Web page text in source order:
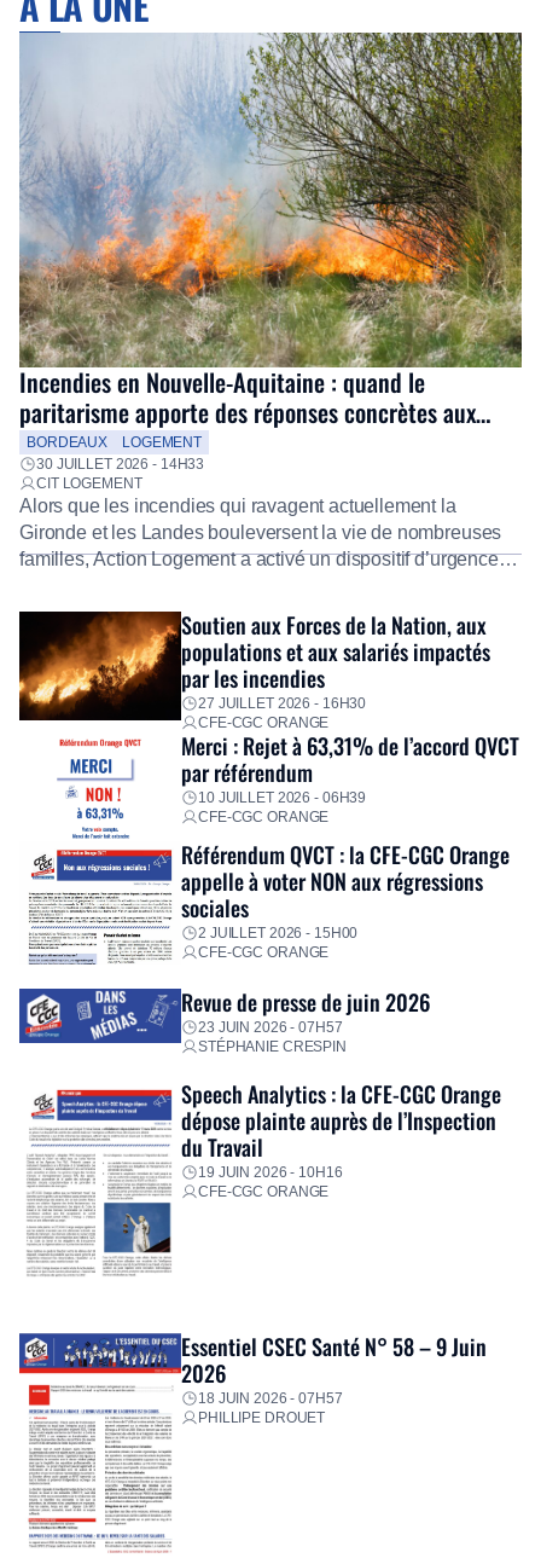
Incendies en Nouvelle-Aquitaine : quand le
paritarisme apporte des réponses concrètes aux
salariés
BORDEAUX
LOGEMENT
30 JUILLET 2026 - 14H33
CIT LOGEMENT
Alors que les incendies qui ravagent actuellement la
Gironde et les Landes bouleversent la vie de nombreuses
familles, Action Logement a activé un dispositif d’urgence
Fidèle à sa mission d’utilité sociale, le Groupe mobilise
immédiatement ses équipes afin de proposer un diagnostic
personnalisé, des aides financières pour faire face aux
premières dépenses, […]
Soutien aux Forces de la Nation, aux
populations et aux salariés impactés
par les incendies
27 JUILLET 2026 - 16H30
CFE-CGC ORANGE
Merci : Rejet à 63,31% de l’accord QVCT
par référendum
10 JUILLET 2026 - 06H39
CFE-CGC ORANGE
Référendum QVCT : la CFE-CGC Orange
appelle à voter NON aux régressions
sociales
2 JUILLET 2026 - 15H00
CFE-CGC ORANGE
Revue de presse de juin 2026
23 JUIN 2026 - 07H57
STÉPHANIE CRESPIN
Speech Analytics : la CFE-CGC Orange
dépose plainte auprès de l’Inspection
du Travail
19 JUIN 2026 - 10H16
CFE-CGC ORANGE
Essentiel CSEC Santé N° 58 – 9 Juin
2026
18 JUIN 2026 - 07H57
PHILLIPE DROUET